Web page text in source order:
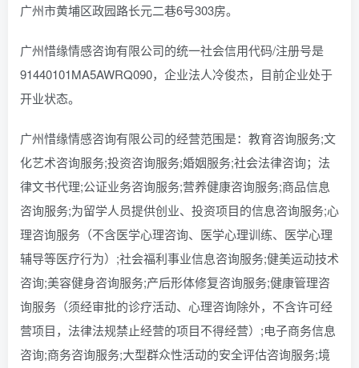
广州市黄埔区政园路长元二巷6号303房。
广州惜缘情感咨询有限公司的统一社会信用代码/注册号是
91440101MA5AWRQ090，企业法人冷俊杰，目前企业处于
开业状态。
广州惜缘情感咨询有限公司的经营范围是：教育咨询服务;文
化艺术咨询服务;投资咨询服务;婚姻服务;社会法律咨询；法
律文书代理;公证业务咨询服务;营养健康咨询服务;商品信息
咨询服务;为留学人员提供创业、投资项目的信息咨询服务;心
理咨询服务（不含医学心理咨询、医学心理训练、医学心理
辅导等医疗行为）;社会福利事业信息咨询服务;健美运动技术
咨询;美容健身咨询服务;产后形体修复咨询服务;健康管理咨
询服务（须经审批的诊疗活动、心理咨询除外，不含许可经
营项目，法律法规禁止经营的项目不得经营）;电子商务信息
咨询;商务咨询服务;大型群众性活动的安全评估咨询服务;境